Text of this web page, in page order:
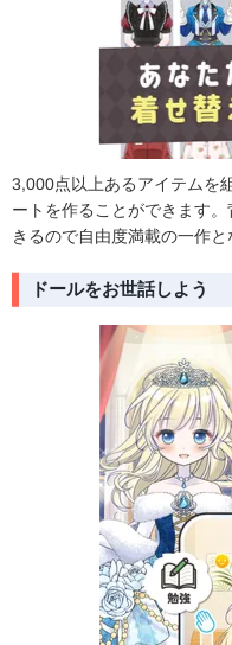
3,000点以上あるアイテムを
ートを作ることができます
きるので自由度満載の一作と
ドールをお世話しよう